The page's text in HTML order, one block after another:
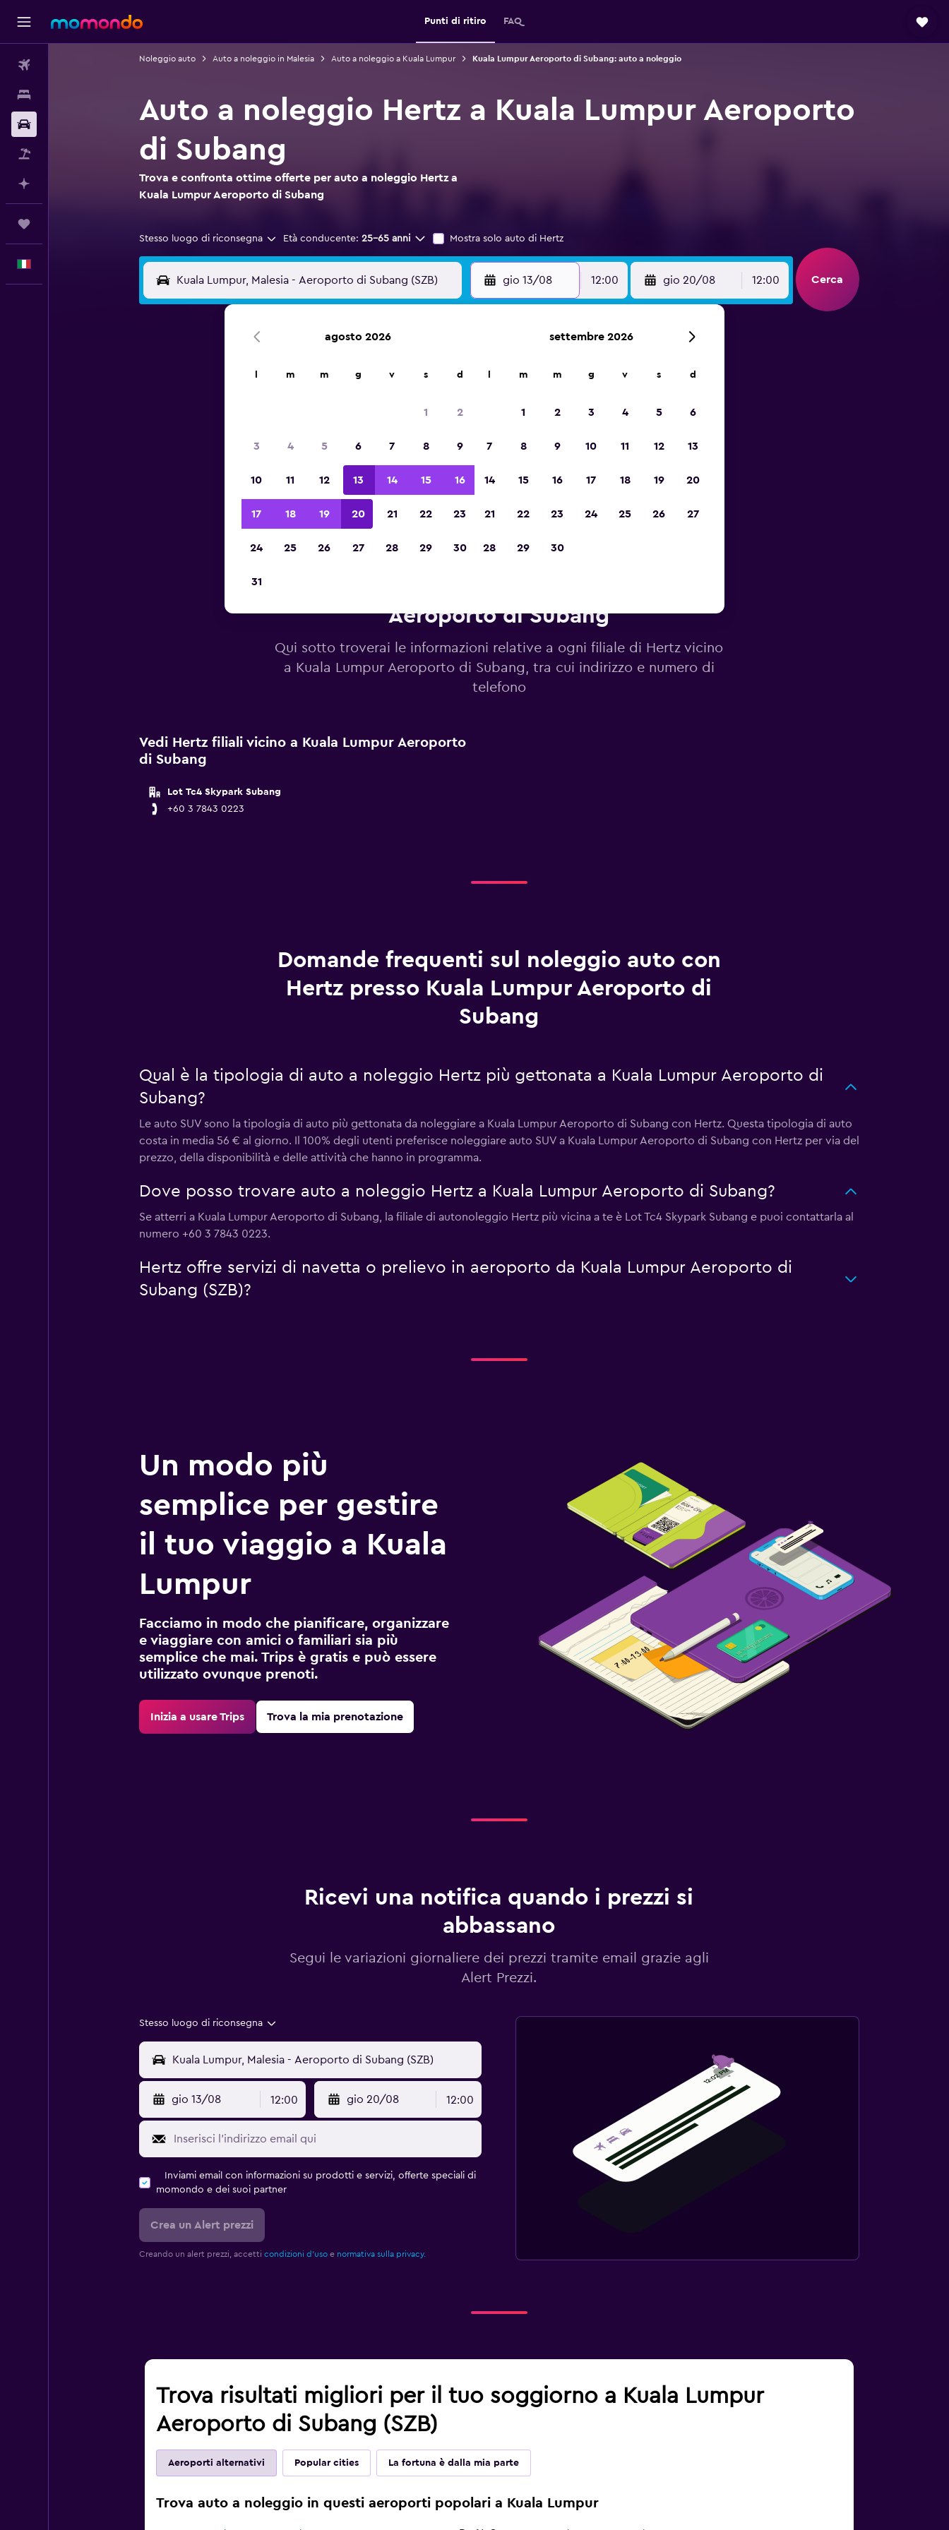
Punti di ritiro FAQ
Noleggio auto Auto a noleggio in Malesia Auto a noleggio a Kuala Lumpur Kuala Lumpur Aeroporto di Subang: auto a noleggio
Auto a noleggio Hertz a Kuala Lumpur Aeroporto
di Subang
Trova e confronta ottime offerte per auto a noleggio Hertz a
Kuala Lumpur Aeroporto di Subang
Stesso luogo di riconsegna Età conducente: 25-65 anni Mostra solo auto di Hertz
gio 13/08 12:00 gio 20/08 12:00 Cerca
d'Europa 2023
Aeroporto di Subang
Qui sotto troverai le informazioni relative a ogni filiale di Hertz vicino
a Kuala Lumpur Aeroporto di Subang, tra cui indirizzo e numero di
telefono
Vedi Hertz filiali vicino a Kuala Lumpur Aeroporto
di Subang
Lot Tc4 Skypark Subang
+60 3 7843 0223
Domande frequenti sul noleggio auto con
Hertz presso Kuala Lumpur Aeroporto di
Subang
Qual è la tipologia di auto a noleggio Hertz più gettonata a Kuala Lumpur Aeroporto di
Subang?
Le auto SUV sono la tipologia di auto più gettonata da noleggiare a Kuala Lumpur Aeroporto di Subang con Hertz. Questa tipologia di auto
costa in media 56 € al giorno. Il 100% degli utenti preferisce noleggiare auto SUV a Kuala Lumpur Aeroporto di Subang con Hertz per via del
prezzo, della disponibilità e delle attività che hanno in programma.
Dove posso trovare auto a noleggio Hertz a Kuala Lumpur Aeroporto di Subang?
Se atterri a Kuala Lumpur Aeroporto di Subang, la filiale di autonoleggio Hertz più vicina a te è Lot Tc4 Skypark Subang e puoi contattarla al
numero +60 3 7843 0223.
Hertz offre servizi di navetta o prelievo in aeroporto da Kuala Lumpur Aeroporto di
Subang (SZB)?
Un modo più
semplice per gestire
il tuo viaggio a Kuala
Lumpur
Facciamo in modo che pianificare, organizzare
e viaggiare con amici o familiari sia più
semplice che mai. Trips è gratis e può essere
utilizzato ovunque prenoti.
Inizia a usare Trips Trova la mia prenotazione
Ricevi una notifica quando i prezzi si
abbassano
Segui le variazioni giornaliere dei prezzi tramite email grazie agli
Alert Prezzi.
Stesso luogo di riconsegna
gio 13/08 12:00 gio 20/08 12:00
Inviami email con informazioni su prodotti e servizi, offerte speciali di
momondo e dei suoi partner
Crea un Alert prezzi
Creando un alert prezzi, accetti condizioni d'usoe normativa sulla privacy.
Trova risultati migliori per il tuo soggiorno a Kuala Lumpur
Aeroporto di Subang (SZB)
Aeroporti alternativi Popular cities La fortuna è dalla mia parte
Trova auto a noleggio in questi aeroporti popolari a Kuala Lumpur
agosto 2026
m m g v s d
1 2
3 4 5 6 7 8 9
10 11 12 13 14 15 16
17 18 19 20 21 22 23
24 25 26 27 28 29 30
31
settembre 2026
m m g v s d
1 2 3 4 5 6
7 8 9 10 11 12 13
14 15 16 17 18 19 20
21 22 23 24 25 26 27
28 29 30